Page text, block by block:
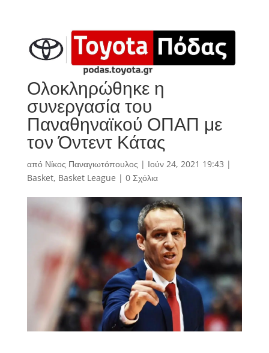
Ολοκληρώθηκε η
συνεργασία του
Παναθηναϊκού ΟΠΑΠ με
τον Όντεντ Κάτας
από Νίκος Παναγιωτόπουλος | Ιούν 24, 2021 19:43 |
Basket, Basket League | 0 Σχόλια